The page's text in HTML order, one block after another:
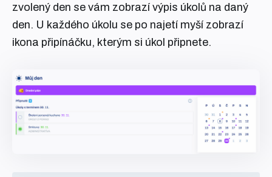
zvolený den se vám zobrazí výpis úkolů na daný
den. U každého úkolu se po najetí myší zobrazí
ikona připínáčku, kterým si úkol připnete.